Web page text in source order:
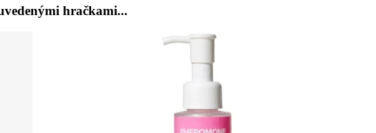
hračkami...